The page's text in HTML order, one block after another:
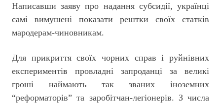
Написавши заяву про надання субсидії, українці
самі вимушені показати рештки своїх статків
мародерам-чиновникам.
Для прикриття своїх чорних справ і руйнівних
експериментів провладні запроданці за великі
гроші наймають так званих іноземних
“реформаторів” та заробітчан-легіонерів. З числа